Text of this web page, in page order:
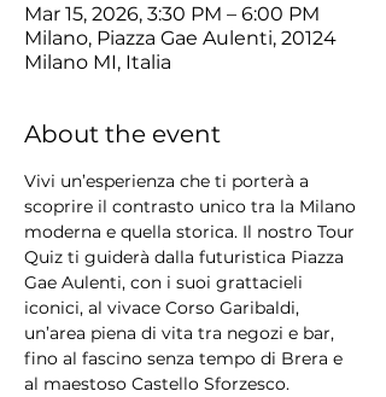
Mar 15, 2026, 3:30 PM – 6:00 PM
Milano, Piazza Gae Aulenti, 20124
Milano MI, Italia
About the event
Vivi un’esperienza che ti porterà a
scoprire il contrasto unico tra la Milano
moderna e quella storica. Il nostro Tour
Quiz ti guiderà dalla futuristica Piazza
Gae Aulenti, con i suoi grattacieli
iconici, al vivace Corso Garibaldi,
un’area piena di vita tra negozi e bar,
fino al fascino senza tempo di Brera e
al maestoso Castello Sforzesco.